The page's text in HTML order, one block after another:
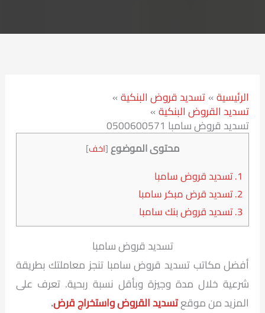
الرئيسية تسديد قروض البنكية
تسديد القروض البنكية
تسديد قروض سامبا 0500600571
محتوى الموضوع[اخف]
1. تسديد قروض سامبا
2. تسديد قرض مبكر سامبا
3. تسديد قروض بنك سامبا
تسديد قروض سامبا
أفضل مكاتب تسديد قروض سامبا تنجز معاملتك بطريقة
شرعية خلال مدة وجيزة وبأقل نسبة ربحية. تعرف على
المزيد من موقعتسديد القروض واستخراج قرض.